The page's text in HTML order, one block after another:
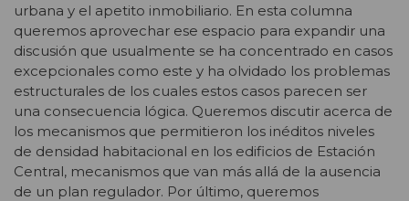
urbana y el apetito inmobiliario. En esta columna
queremos aprovechar ese espacio para expandir una
discusión que usualmente se ha concentrado en casos
excepcionales como este y ha olvidado los problemas
estructurales de los cuales estos casos parecen ser
una consecuencia lógica. Queremos discutir acerca de
los mecanismos que permitieron los inéditos niveles
de densidad habitacional en los edificios de Estación
Central, mecanismos que van más allá de la ausencia
de un plan regulador. Por último, queremos